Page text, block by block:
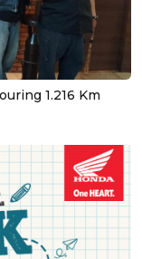
1.216 Km